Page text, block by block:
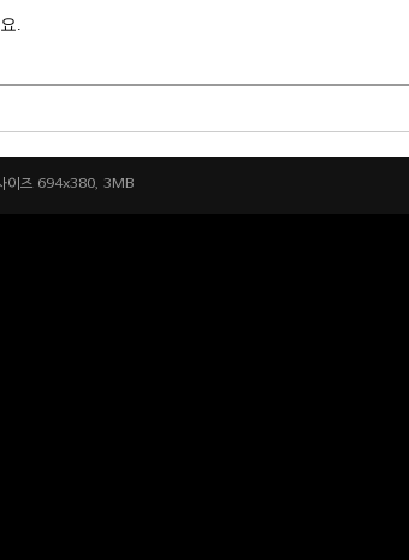
.
이즈 694x380, 3MB